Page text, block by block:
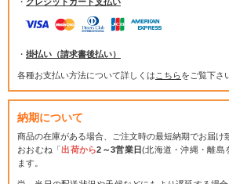
・ 掛払い（請求書後払い）
各種お支払い方法について詳しくは こちらをご覧下さ
納期について
商品の在庫がある場合、ご注文時の最短納期でお届け
おおむね「出荷から2～3営業日(北海道・沖縄・離島
ます。